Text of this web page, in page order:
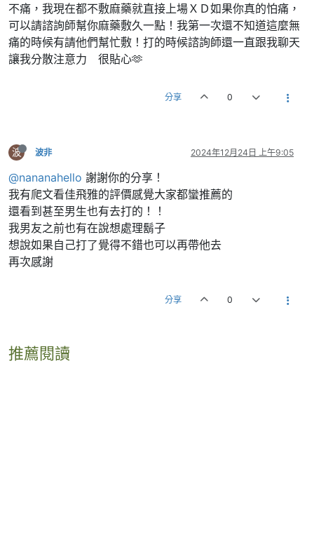
不痛，我現在都不敷麻藥就直接上場ＸＤ如果你真的怕痛，
可以請諮詢師幫你麻藥敷久一點！我第一次還不知道這麼無
痛的時候有請他們幫忙敷！打的時候諮詢師還一直跟我聊天
讓我分散注意力 很貼心🫶
分享 0
波 波非 2024年12月24日 上午9:05
@nananahello 謝謝你的分享！
我有爬文看佳飛雅的評價感覺大家都蠻推薦的
還看到甚至男生也有去打的！！
我男友之前也有在說想處理鬍子
想說如果自己打了覺得不錯也可以再帶他去
再次感謝
分享 0
推薦閱讀